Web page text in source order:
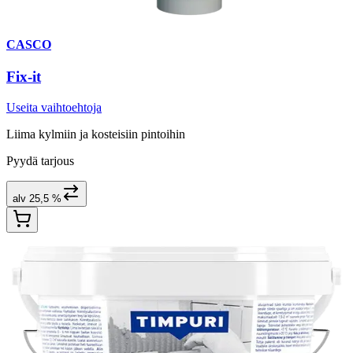
CASCO
Fix-it
Useita vaihtoehtoja
Liima kylmiin ja kosteisiin pintoihin
Pyydä tarjous
alv 25,5 %